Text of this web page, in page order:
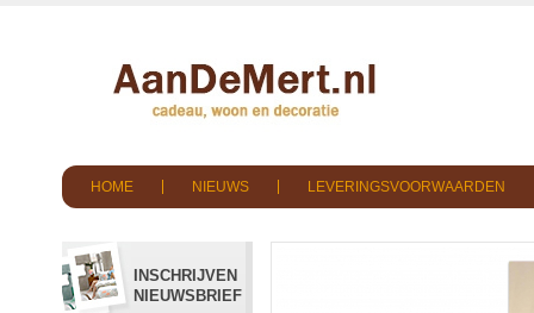
HOME NIEUWS LEVERINGSVOORWAARDEN
INSCHRIJVEN
NIEUWSBRIEF